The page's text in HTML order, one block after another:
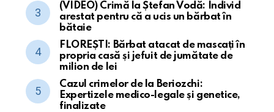
(VIDEO) Crimă la Ștefan Vodă: Individ
arestat pentru că a ucis un bărbat în
bătaie
FLOREȘTI: Bărbat atacat de mascați în
propria casă și jefuit de jumătate de
milion de lei
Cazul crimelor de la Beriozchi:
Expertizele medico-legale și genetice,
finalizate